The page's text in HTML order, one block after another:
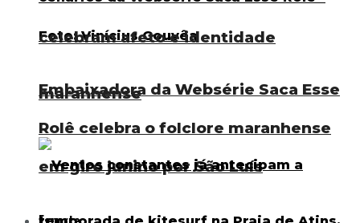
Embaixadora da Websérie Saca Esse
Rolê celebra o folclore maranhense
em giro junino por São Luís
celebram afeto e identidade
maranhense